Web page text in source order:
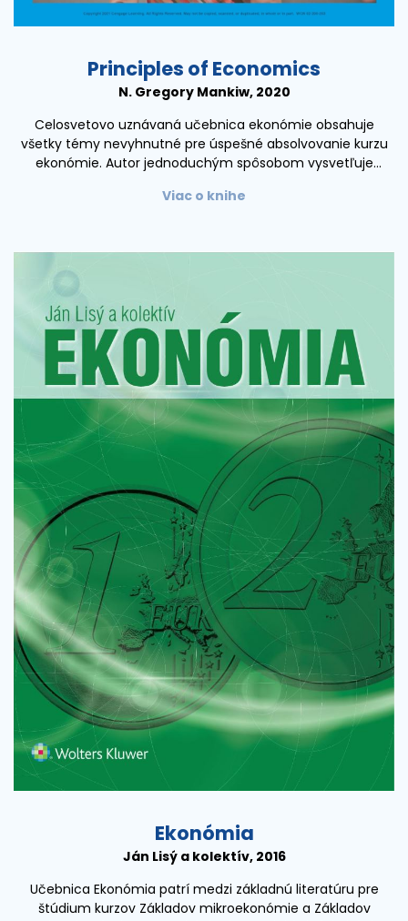
Principles of Economics
N. Gregory Mankiw, 2020
Celosvetovo uznávaná učebnica ekonómie obsahuje
všetky témy nevyhnutné pre úspešné absolvovanie kurzu
ekonómie. Autor jednoduchým spôsobom vysvetľuje
spôsobom odpovedať na otázky z mikroekonómie a
Viac o knihe
Ekonómia
Ján Lisý a kolektív, 2016
Učebnica Ekonómia patrí medzi základnú literatúru pre
štúdium kurzov Základov mikroekonómie a Základov